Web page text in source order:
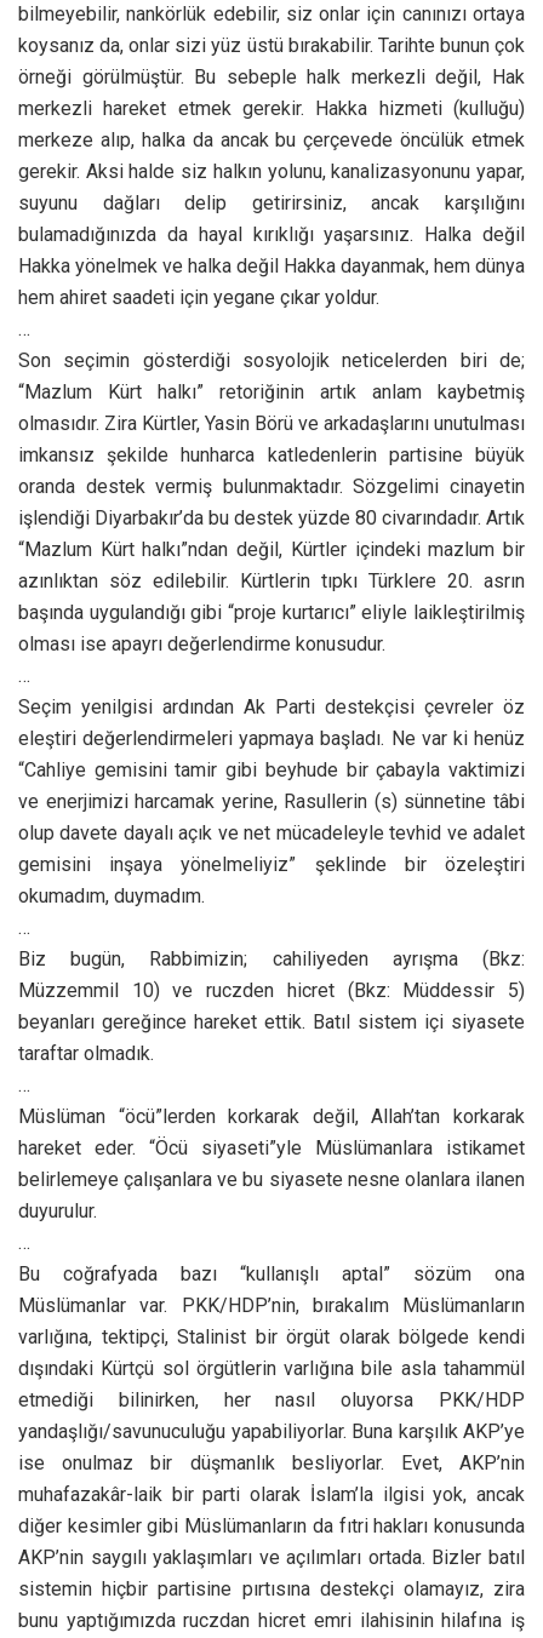
bilmeyebilir, nankörlük edebilir, siz onlar için canınızı ortaya
koysanız da, onlar sizi yüz üstü bırakabilir. Tarihte bunun çok
örneği görülmüştür. Bu sebeple halk merkezli değil, Hak
merkezli hareket etmek gerekir. Hakka hizmeti (kulluğu)
merkeze alıp, halka da ancak bu çerçevede öncülük etmek
gerekir. Aksi halde siz halkın yolunu, kanalizasyonunu yapar,
suyunu dağları delip getirirsiniz, ancak karşılığını
bulamadığınızda da hayal kırıklığı yaşarsınız. Halka değil
Hakka yönelmek ve halka değil Hakka dayanmak, hem dünya
hem ahiret saadeti için yegane çıkar yoldur.
…
Son seçimin gösterdiği sosyolojik neticelerden biri de;
“Mazlum Kürt halkı” retoriğinin artık anlam kaybetmiş
olmasıdır. Zira Kürtler, Yasin Börü ve arkadaşlarını unutulması
imkansız şekilde hunharca katledenlerin partisine büyük
oranda destek vermiş bulunmaktadır. Sözgelimi cinayetin
işlendiği Diyarbakır’da bu destek yüzde 80 civarındadır. Artık
“Mazlum Kürt halkı”ndan değil, Kürtler içindeki mazlum bir
azınlıktan söz edilebilir. Kürtlerin tıpkı Türklere 20. asrın
başında uygulandığı gibi “proje kurtarıcı” eliyle laikleştirilmiş
olması ise apayrı değerlendirme konusudur.
…
Seçim yenilgisi ardından Ak Parti destekçisi çevreler öz
eleştiri değerlendirmeleri yapmaya başladı. Ne var ki henüz
“Cahliye gemisini tamir gibi beyhude bir çabayla vaktimizi
ve enerjimizi harcamak yerine, Rasullerin (s) sünnetine tâbi
olup davete dayalı açık ve net mücadeleyle tevhid ve adalet
gemisini inşaya yönelmeliyiz” şeklinde bir özeleştiri
okumadım, duymadım.
…
Biz bugün, Rabbimizin; cahiliyeden ayrışma (Bkz:
Müzzemmil 10) ve ruczden hicret (Bkz: Müddessir 5)
beyanları gereğince hareket ettik. Batıl sistem içi siyasete
taraftar olmadık.
…
Müslüman “öcü”lerden korkarak değil, Allah’tan korkarak
hareket eder. “Öcü siyaseti”yle Müslümanlara istikamet
belirlemeye çalışanlara ve bu siyasete nesne olanlara ilanen
duyurulur.
…
Bu coğrafyada bazı “kullanışlı aptal” sözüm ona
Müslümanlar var. PKK/HDP’nin, bırakalım Müslümanların
varlığına, tektipçi, Stalinist bir örgüt olarak bölgede kendi
dışındaki Kürtçü sol örgütlerin varlığına bile asla tahammül
etmediği bilinirken, her nasıl oluyorsa PKK/HDP
yandaşlığı/savunuculuğu yapabiliyorlar. Buna karşılık AKP’ye
ise onulmaz bir düşmanlık besliyorlar. Evet, AKP’nin
muhafazakâr-laik bir parti olarak İslam’la ilgisi yok, ancak
diğer kesimler gibi Müslümanların da fıtri hakları konusunda
AKP’nin saygılı yaklaşımları ve açılımları ortada. Bizler batıl
sistemin hiçbir partisine pırtısına destekçi olamayız, zira
bunu yaptığımızda ruczdan hicret emri ilahisinin hilafına iş